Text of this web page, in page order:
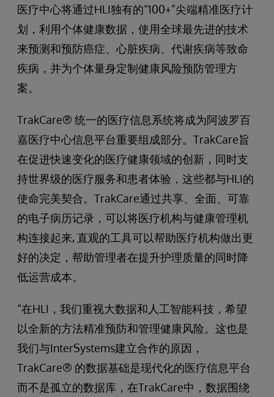
医疗中心将通过HLI独有的“100+”尖端精准医疗计
划，利用个体健康数据，使用全球最先进的技术
来预测和预防癌症、心脏疾病、代谢疾病等致命
疾病，并为个体量身定制健康风险预防管理方
案。
TrakCare® 统一的医疗信息系统将成为阿波罗百
嘉医疗中心信息平台重要组成部分。TrakCare旨
在促进快速变化的医疗健康领域的创新，同时支
持世界级的医疗服务和患者体验，这些都与HLI的
使命完美契合。TrakCare通过共享、全面、可靠
的电子病历记录，可以将医疗机构与健康管理机
构连接起来, 直观的工具可以帮助医疗机构做出更
好的决定，帮助管理者在提升护理质量的同时降
低运营成本。
“在HLI，我们重视大数据和人工智能科技，希望
以全新的方法精准预防和管理健康风险。这也是
我们与InterSystems建立合作的原因，
TrakCare® 的数据基础是现代化的医疗信息平台
而不是孤立的数据库，在TrakCare中，数据围绕